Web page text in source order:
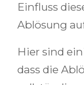
Einfluss
Ablösung
Hier sind
dass die